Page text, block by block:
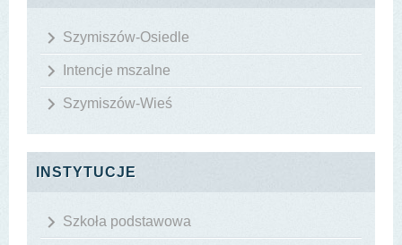
Szymiszów-Osiedle
Intencje mszalne
Szymiszów-Wieś
INSTYTUCJE
Szkoła podstawowa